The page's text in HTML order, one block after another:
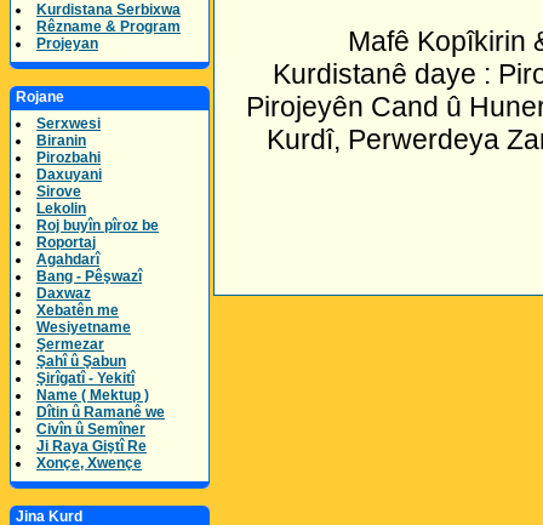
Kurdistana Serbixwa
Rêzname & Program
Projeyan
Rojane
Serxwesi
Biranin
Pirozbahi
Daxuyani
Sirove
Lekolin
Roj buyîn pîroz be
Roportaj
Agahdarî
Bang - Pêşwazî
Daxwaz
Xebatên me
Wesiyetname
Şermezar
Şahî û Şabun
Şirîgatî - Yekitî
Name ( Mektup )
Dîtin û Ramanê we
Civîn û Semîner
Ji Raya Giştî Re
Xonçe, Xwençe
Jina Kurd
Mafê Kopîkirin
Kurdistanê daye :
Pirojeyên Cand û
Kurdî, Perwerdeya